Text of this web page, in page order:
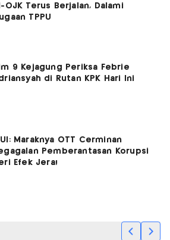
OJK Terus Berjalan, Dalami
TPPU
9 Kejagung Periksa Febrie
di Rutan KPK Hari Ini
Maraknya OTT Cerminan
Pemberantasan Korupsi
Efek Jera!